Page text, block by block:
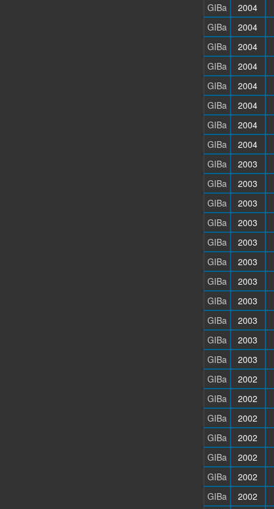
GIBa
2004
GIBa
2004
GIBa
2004
GIBa
2004
GIBa
2004
GIBa
2004
GIBa
2004
GIBa
2004
GIBa
2003
GIBa
2003
GIBa
2003
GIBa
2003
GIBa
2003
GIBa
2003
GIBa
2003
GIBa
2003
GIBa
2003
GIBa
2003
GIBa
2003
GIBa
2002
GIBa
2002
GIBa
2002
GIBa
2002
GIBa
2002
GIBa
2002
GIBa
2002